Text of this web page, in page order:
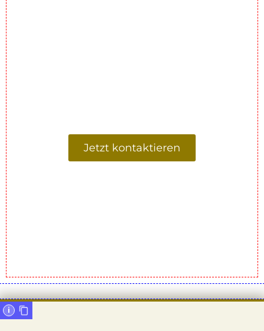
Jetzt kontaktieren
i